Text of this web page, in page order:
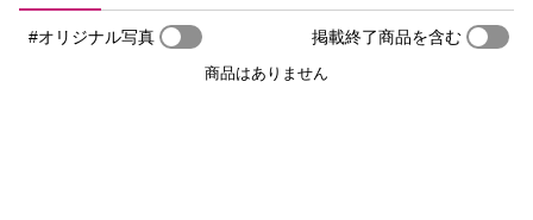
#オリジナル写真 掲載終了商品を含む
商品はありません